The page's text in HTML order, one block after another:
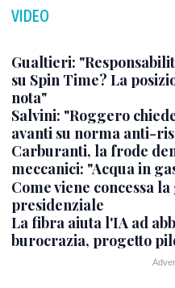
VIDEO
Gualtieri:
su Spin Time? La
nota"
Salvini: "Roggero
avanti su norma anti-
Carburanti, la frode
meccanici: "Acqua in
Come viene concessa
presidenziale
La fibra aiuta l'IA ad
burocrazia, progetto